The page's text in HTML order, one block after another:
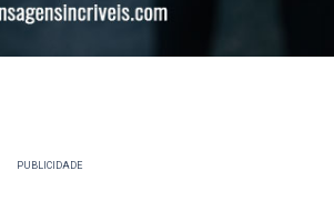
PUBLICIDADE